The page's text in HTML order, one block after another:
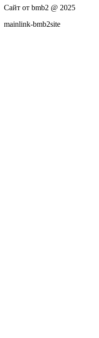
Сайт от bmb2 @ 2025
mainlink-bmb2site